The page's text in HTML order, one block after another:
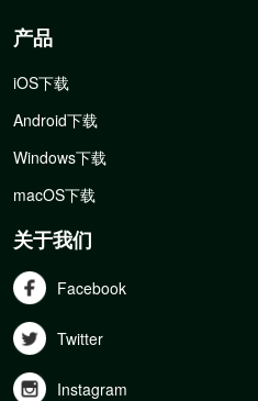
产品
iOS下载
Android下载
Windows下载
macOS下载
关于我们
Facebook
Twitter
Instagram